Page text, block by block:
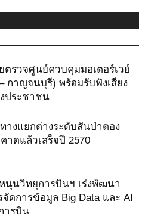
ตรวจศูนย์ควบคุมมอเตอร์เวย์
กาญจนบุรี)​ พร้อมรับฟังเสียง
ประชาชน
างแยกต่างระดับสันป่าตอง
าดแล้วเสร็จปี 2570
นุนวิทยุการบินฯ เร่งพัฒนา
ดการข้อมูล Big Data และ AI
ารบิน